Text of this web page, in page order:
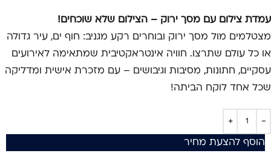
עמדת צילום עם מסך ירוק – הצילום שלא שוכחים!
מצטלמים מול מסך ירוק ובוחרים רקע מגניב: חוף ים, עיר גדולה
או כל עולם שתרצו. חוויה אינטראקטיבית שמתאימה לאירועים
עסקיים, חתונות, מסיבות וגיבושים – עם מזכרת אישית ומדליקה
שכל אחד לוקח הביתה!
הוסף להצעת מחיר